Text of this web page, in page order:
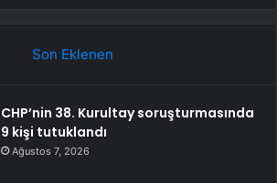
Son Eklenen
CHP’nin 38. Kurultay soruşturmasında
9 kişi tutuklandı
Ağustos 7, 2026